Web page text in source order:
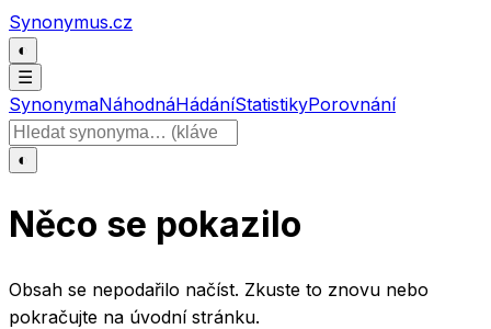
Přeskočit na obsah
Synonymus.cz
◐
☰
SynonymaNáhodnáHádáníStatistikyPorovnání
Hledat slovo
◐
Něco se pokazilo
Obsah se nepodařilo načíst. Zkuste to znovu nebo
pokračujte na úvodní stránku.